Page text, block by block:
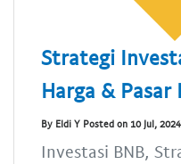
Strategi
Harga &
By Eldi Y Posted on 10 Jul, 2024
Investasi BNB,